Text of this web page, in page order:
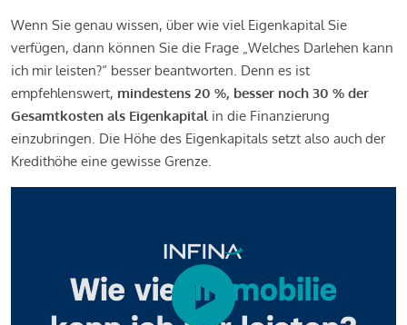
Wenn Sie genau wissen, über wie viel Eigenkapital Sie
verfügen, dann können Sie die Frage „Welches Darlehen kann
ich mir leisten?“ besser beantworten. Denn es ist
empfehlenswert, mindestens 20 %, besser noch 30 % der
Gesamtkosten als Eigenkapital in die Finanzierung
einzubringen. Die Höhe des Eigenkapitals setzt also auch der
Kredithöhe eine gewisse Grenze.